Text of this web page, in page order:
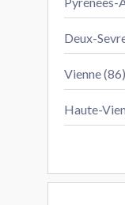
Deux-
Vienne (86)
Haute-